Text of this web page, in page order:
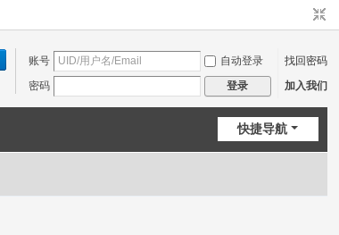
账号 自动登录
找回密码
密码
登录 加入我们
快捷导航